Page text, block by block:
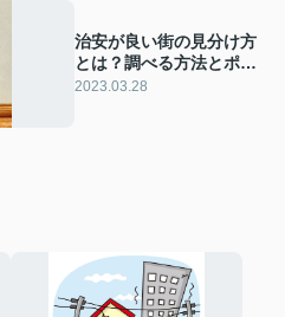
治安が良い街の見分け方
とは？調べる方法とポイ
ントをご紹介！
2023.03.28